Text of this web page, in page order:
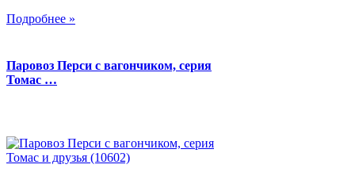
Подробнее »
Паровоз Перси с вагончиком, серия
Томас …